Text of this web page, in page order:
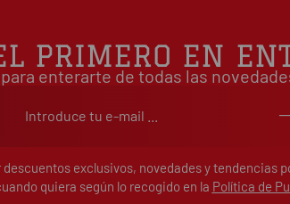
PRIMERO EN
enterarte de todas las
exclusivos, novedades y tendencias
quiera según lo recogido en la Política de